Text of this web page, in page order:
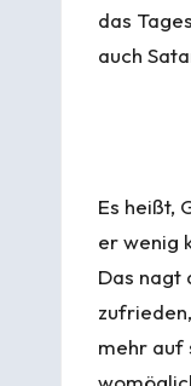
das
auch
Es heißt,
er wenig
Das nagt
mehr auf